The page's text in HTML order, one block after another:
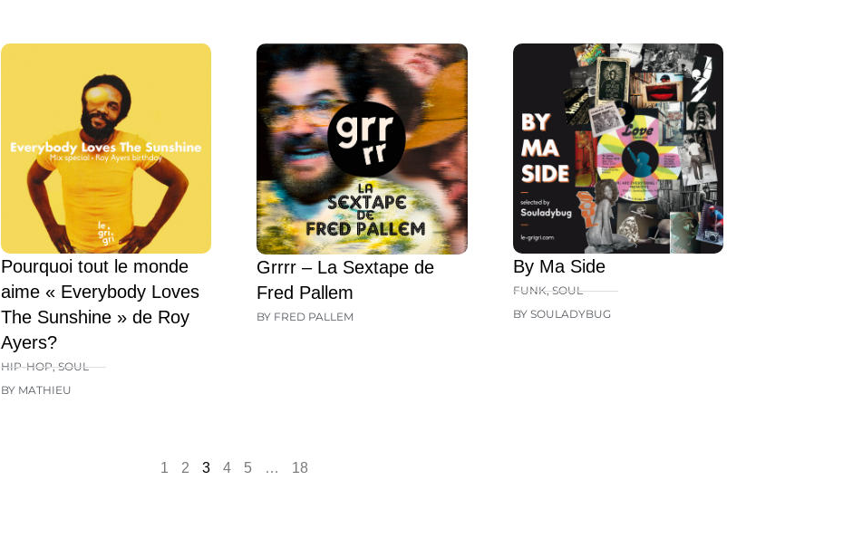
Pourquoi tout le monde
aime « Everybody Loves
The Sunshine » de Roy
Ayers?
HIP-HOP,SOUL
BY MATHIEU
Grrrr – La Sextape de
Fred Pallem
BY FRED PALLEM
By Ma Side
FUNK,SOUL
BY SOULADYBUG
1 2 3 4 5 … 18